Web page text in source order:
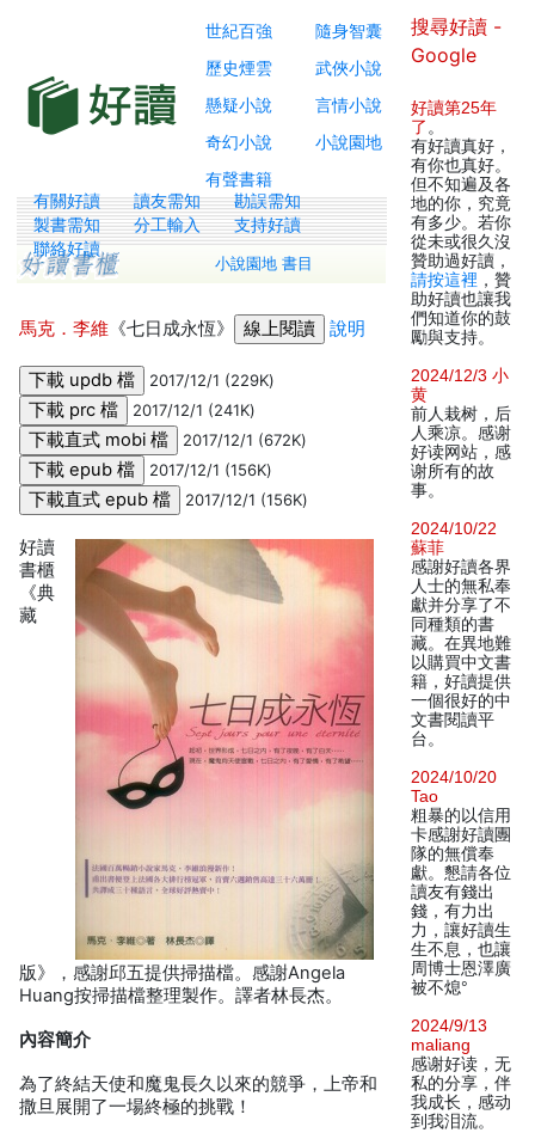
世紀百強
隨身智囊
歷史煙雲
武俠小說
懸疑小說
言情小說
奇幻小說
小說園地
有聲書籍
有關好讀 讀友需知
勘誤需知
製書需知
分工輸入
支持好讀
聯絡好讀
小說園地 書目
馬克．李維 《七日成永恆》 說明
2017/12/1 (229K)
2017/12/1 (241K)
2017/12/1 (672K)
2017/12/1 (156K)
2017/12/1 (156K)
好讀
書櫃
《典
藏
版》，感謝邱五提供掃描檔。感謝Angela
Huang按掃描檔整理製作。譯者林長杰。
內容簡介
為了終結天使和魔鬼長久以來的競爭，上帝和
撒旦展開了一場終極的挑戰！
搜尋好讀 -
Google
好讀第25年
了 。
有好讀真好，
有你也真好。
但不知遍及各
地的你，究竟
有多少。若你
從未或很久沒
贊助過好讀，
請按這裡 ，贊
助好讀也讓我
們知道你的鼓
勵與支持。
2024/12/3 小
黄
前人栽树，后
人乘凉。感谢
好读网站，感
谢所有的故
事。
2024/10/22
蘇菲
感謝好讀各界
人士的無私奉
獻并分享了不
同種類的書
藏。在異地難
以購買中文書
籍，好讀提供
一個很好的中
文書閱讀平
台。
2024/10/20
Tao
粗暴的以信用
卡感謝好讀團
隊的無償奉
獻。懇請各位
讀友有錢出
錢，有力出
力，讓好讀生
生不息，也讓
周博士恩澤廣
被不熄°
2024/9/13
maliang
感谢好读，无
私的分享，伴
我成长，感动
到我泪流。